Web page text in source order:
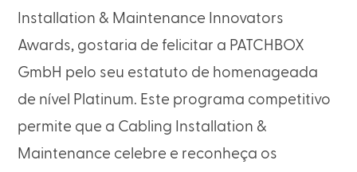
Installation & Maintenance Innovators
Awards, gostaria de felicitar a PATCHBOX
GmbH pelo seu estatuto de homenageada
de nível Platinum. Este programa competitivo
permite que a Cabling Installation &
Maintenance celebre e reconheça os